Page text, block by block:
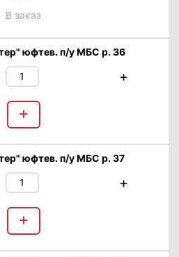
В заказ
юфтев. п/у МБС р. 36
+
+
юфтев. п/у МБС р. 37
+
+